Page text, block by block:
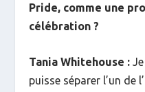
Pride, comme une
célébration ?
Tania Whitehouse :
puisse séparer l’un de